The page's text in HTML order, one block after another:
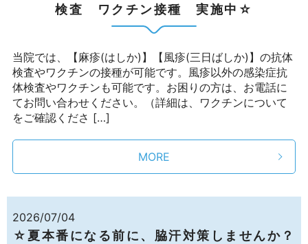
検査 ワクチン接種 実施中☆
当院では、【麻疹(はしか)】【風疹(三日ばしか)】の抗体
検査やワクチンの接種が可能です。風疹以外の感染症抗
体検査やワクチンも可能です。お困りの方は、お電話に
てお問い合わせください。（詳細は、ワクチンについて
をご確認くださ […]
MORE
2026/07/04
☆夏本番になる前に、脇汗対策しませんか？